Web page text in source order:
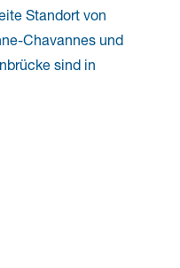
Standort von
Chavannes und
sind in